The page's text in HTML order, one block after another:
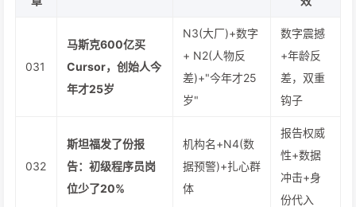
031
马斯克600亿买
Cursor，创始人今
年才25岁
N3(大厂)+数字
+ N2(人物反
差)+"今年才25
岁"
数字震撼
+年龄反
差，双重
钩子
032
斯坦福发了份报
告：初级程序员岗
位少了20%
机构名+N4(数
据预警)+扎心群
体
报告权威
性+数据
冲击+身
份代入